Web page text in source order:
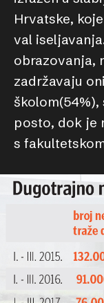
Hrvatske,
val
obrazovanja,
zadržavaju
školom(54%),
posto, dok je
s